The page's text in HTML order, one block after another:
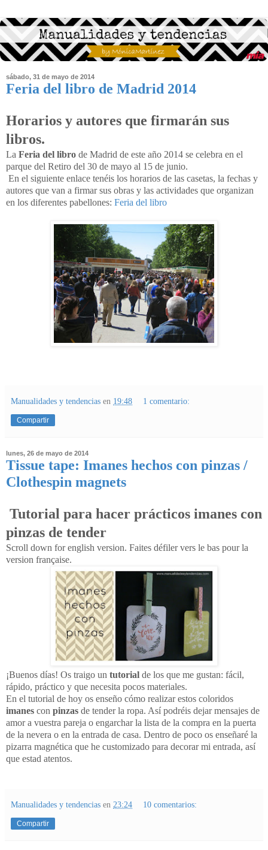
sábado, 31 de mayo de 2014
Feria del libro de Madrid 2014
Horarios y autores que firmarán sus
libros.
La Feria del libro de Madrid de este año 2014 se celebra en el
parque del Retiro del 30 de mayo al 15 de junio.
En el siguiente enlace tenéis los horarios de las casetas, la fechas y
autores que van a firmar sus obras y las actividades que organizan
en los diferentes pabellones: Feria del libro
Manualidades y tendencias en 19:48 1 comentario:
Compartir
lunes, 26 de mayo de 2014
Tissue tape: Imanes hechos con pinzas /
Clothespin magnets
Tutorial para hacer prácticos imanes con
pinzas de tender
Scroll down for english version. Faites défiler vers le bas pour la
version française.
¡Buenos días! Os traigo un tutorial de los que me gustan: fácil,
rápido, práctico y que necesita pocos materiales.
En el tutorial de hoy os enseño cómo realizar estos coloridos
imanes con pinzas de tender la ropa. Así podréis dejar mensajes de
amor a vuestra pareja o engarchar la lista de la compra en la puerta
de la nevera o en la entrada de casa. Dentro de poco os enseñaré la
pizarra magnética que he customizado para decorar mi entrada, así
que estad atentos.
Manualidades y tendencias en 23:24 10 comentarios:
Compartir